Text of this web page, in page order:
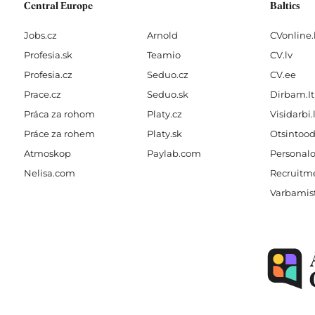
Central Europe
Jobs.cz
Profesia.sk
Profesia.cz
Prace.cz
Práca za rohom
Práce za rohem
Atmoskop
Nelisa.com
Arnold
Teamio
Seduo.cz
Seduo.sk
Platy.cz
Platy.sk
Paylab.com
Baltics
CV.lv
CV.ee
Dirbam.It